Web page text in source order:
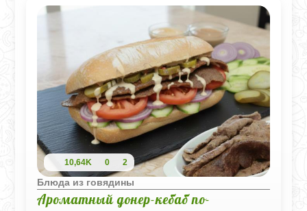
10,64K 0 2
Блюда из говядины
Ароматный донер-кебаб по-